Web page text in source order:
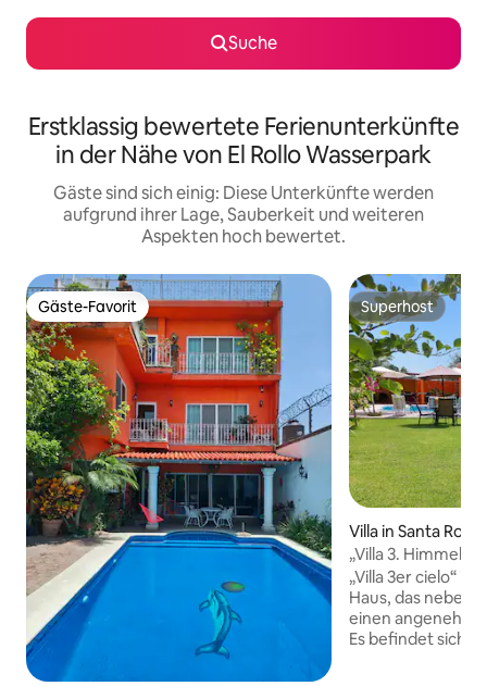
Suche
Erstklassig bewertete Ferienunterkünfte
in der Nähe von El Rollo Wasserpark
Gäste sind sich einig: Diese Unterkünfte werden
aufgrund ihrer Lage, Sauberkeit und weiteren
Aspekten hoch bewertet.
Gäste-Favorit
Gäste-Favorit Superhost
Superhost
Villa in Santa Rosa
„Villa 3. Himmel“
„Villa 3er cielo“
Haus, das neben
einen
Es befindet sich